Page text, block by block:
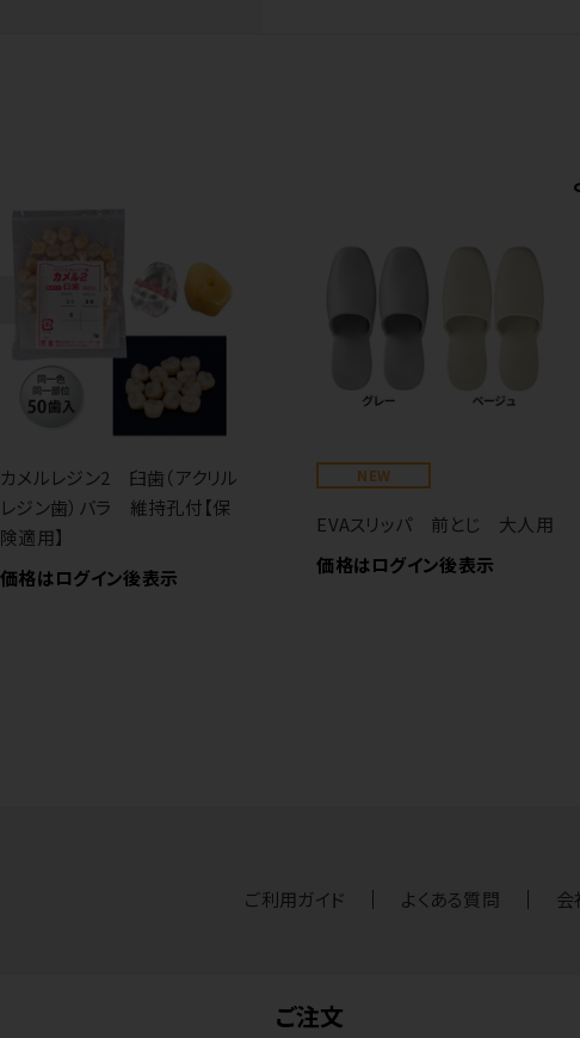
カメルレジン2 臼歯（アクリル
レジン歯）バラ 維持孔付【保
険適用】
価格はログイン後表示
NEW
EVAスリッパ 前とじ 大人用
価格はログイン後表示
ご利用ガイド よくある質問 会
ご注文